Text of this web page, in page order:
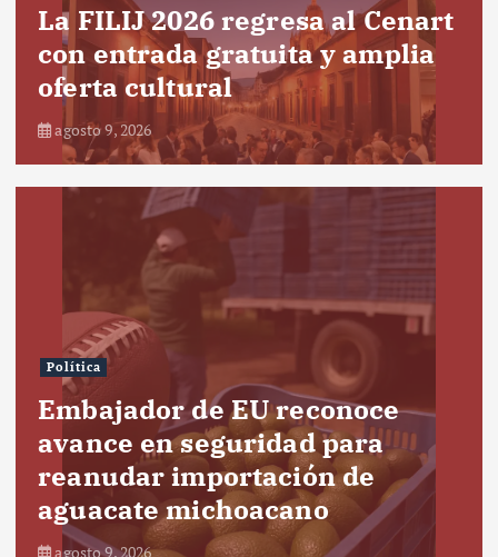
La FILIJ 2026 regresa al Cenart
con entrada gratuita y amplia
oferta cultural
agosto 9, 2026
Política
Embajador de EU reconoce
avance en seguridad para
reanudar importación de
aguacate michoacano
agosto 9, 2026